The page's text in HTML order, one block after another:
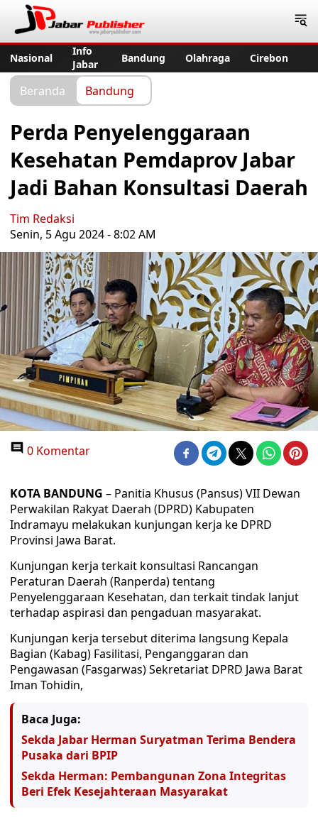
Nasional
Info
Jabar
Bandung Olahraga Cirebon
Beranda Bandung
Perda Penyelenggaraan
Kesehatan Pemdaprov Jabar
Jadi Bahan Konsultasi Daerah
Tim Redaksi
Senin, 5 Agu 2024 - 8:02 AM
0 Komentar
KOTA BANDUNG – Panitia Khusus (Pansus) VII Dewan
Perwakilan Rakyat Daerah (DPRD) Kabupaten
Indramayu melakukan kunjungan kerja ke DPRD
Provinsi Jawa Barat.
Kunjungan kerja terkait konsultasi Rancangan
Peraturan Daerah (Ranperda) tentang
Penyelenggaraan Kesehatan, dan terkait tindak lanjut
terhadap aspirasi dan pengaduan masyarakat.
Kunjungan kerja tersebut diterima langsung Kepala
Bagian (Kabag) Fasilitasi, Penganggaran dan
Pengawasan (Fasgarwas) Sekretariat DPRD Jawa Barat
Iman Tohidin,
Baca Juga:
Sekda Jabar Herman Suryatman Terima Bendera
Pusaka dari BPIP
Sekda Herman: Pembangunan Zona Integritas
Beri Efek Kesejahteraan Masyarakat